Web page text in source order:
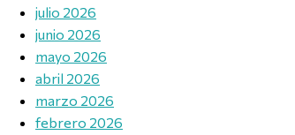
julio 2026
junio 2026
mayo 2026
abril 2026
marzo 2026
febrero 2026